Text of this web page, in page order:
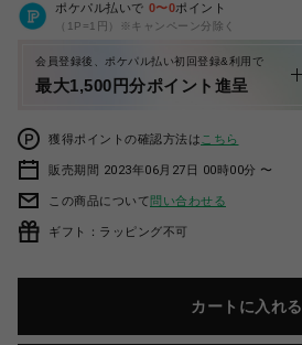
ポケパル払いで 0〜0ポイント
（1P=1円）※キャンペーン分除く
会員登録後、ポケパル払い初回登録&利用で
最大1,500円分ポイント進呈
獲得ポイントの確認方法は こちら
販売期間 2023年06月27日 00時00分 〜
この商品について問い合わせる
ギフト：ラッピング不可
カートに入れる